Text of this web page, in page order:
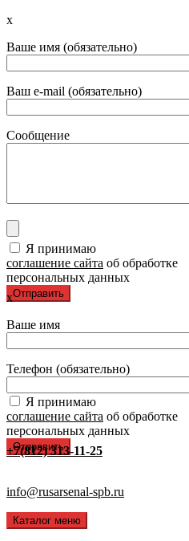
x
Ваше имя (обязательно)
Ваш e-mail (обязательно)
Сообщение
Я принимаю
соглашение сайта об обработке
персональных данных
x
Ваше имя
Телефон (обязательно)
Я принимаю
соглашение сайта об обработке
персональных данных
+7(812) 313-11-25
info@rusarsenal-spb.ru
Каталог меню